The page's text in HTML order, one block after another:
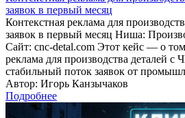
заявок в первый месяц
Контекстная реклама для
заявок в первый месяц Ниша:
Сайт: cnc-detal.com Этот кейс — о
реклама для производства деталей с
стабильный поток заявок от
Автор: Игорь Канзычаков
Подробнее